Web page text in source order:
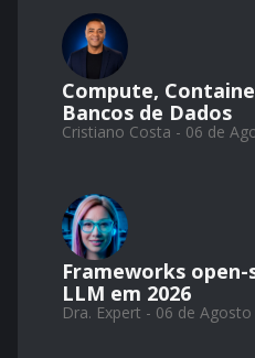
Compute,
Bancos de Dados
Cristiano Costa - 06 de
Frameworks
LLM em 2026
Dra. Expert - 06 de Agosto